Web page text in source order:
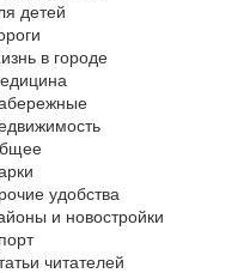
детей
в городе
удобства
и новостройки
читателей